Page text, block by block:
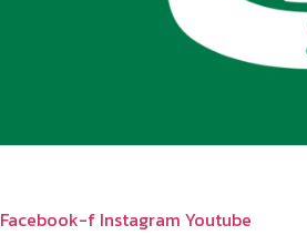
Facebook-f Instagram Youtube